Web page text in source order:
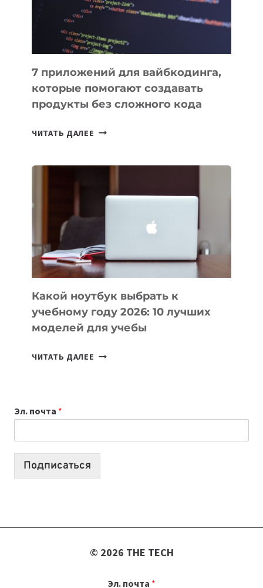
7 приложений для вайбкодинга,
которые помогают создавать
продукты без сложного кода
ЧИТАТЬ ДАЛЕЕ 7
ПОМОГАЮТ
СОЗДАВАТЬ
БЕЗ
СЛОЖНОГО
КОДА
Какой ноутбук выбрать к
учебному году 2026: 10 лучших
моделей для учебы
ЧИТАТЬ ДАЛЕЕ КАКОЙ
2026:
10
Эл. почта *
Подписаться
© 2026 THE TECH
Эл. почта *